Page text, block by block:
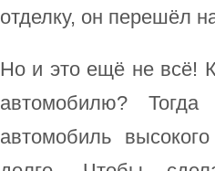
отделку, он перешёл
Но и это ещё не всё!
автомобилю?
автомобиль